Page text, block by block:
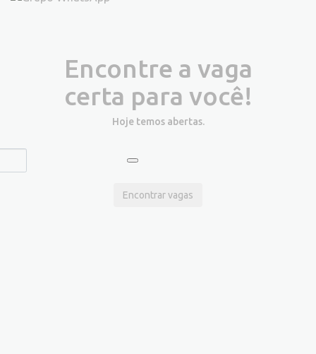
Encontre a vaga
certa para você!
Hoje temos abertas.
Encontrar vagas